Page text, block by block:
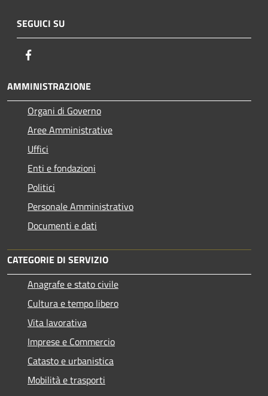
SEGUICI SU
AMMINISTRAZIONE
Organi di Governo
Aree Amministrative
Uffici
Enti e fondazioni
Politici
Personale Amministrativo
Documenti e dati
CATEGORIE DI SERVIZIO
Anagrafe e stato civile
Cultura e tempo libero
Vita lavorativa
Imprese e Commercio
Catasto e urbanistica
Mobilità e trasporti